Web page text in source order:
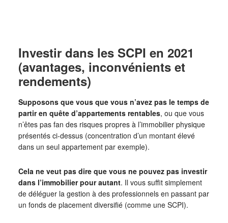
Investir dans les SCPI en 2021
(avantages, inconvénients et
rendements)
Supposons que vous que vous n’avez pas le temps de
partir en quête d’appartements rentables, ou que vous
n’êtes pas fan des risques propres à l’immobilier physique
présentés ci-dessus (concentration d’un montant élevé
dans un seul appartement par exemple).
Cela ne veut pas dire que vous ne pouvez pas investir
dans l’immobilier pour autant. Il vous suffit simplement
de déléguer la gestion à des professionnels en passant par
un fonds de placement diversifié (comme une SCPI).